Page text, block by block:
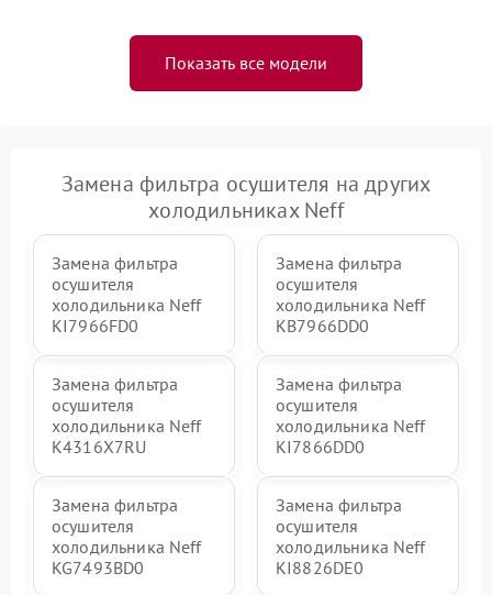
Показать все модели
Замена фильтра осушителя на других
холодильниках Neff
Замена фильтра
осушителя
холодильника Neff
KI7966FD0
Замена фильтра
осушителя
холодильника Neff
KB7966DD0
Замена фильтра
осушителя
холодильника Neff
K4316X7RU
Замена фильтра
осушителя
холодильника Neff
KI7866DD0
Замена фильтра
осушителя
холодильника Neff
KG7493BD0
Замена фильтра
осушителя
холодильника Neff
KI8826DE0